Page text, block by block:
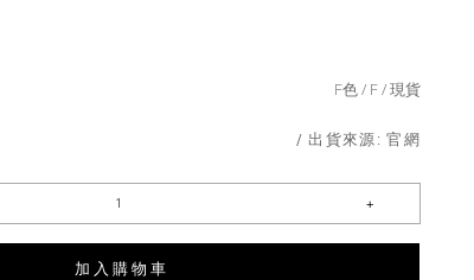
F色 F 現貨
/ 出貨來源:官網
加 入 購 物 車